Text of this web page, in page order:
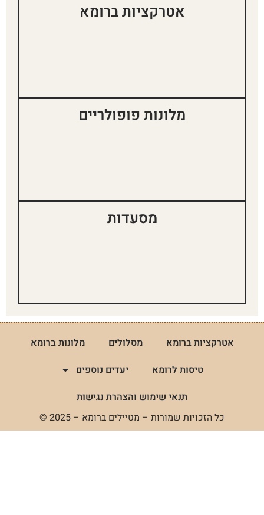
אטרקציות ברומא
מלונות פופולריים
מסעדות
אטרקציות ברומא מסלולים
מלונות ברומא
טיסות לרומא
יעדים נוספים
תנאי שימוש והצהרת נגישות
כל הזכויות שמורות – מטיילים ברומא – 2025 ©